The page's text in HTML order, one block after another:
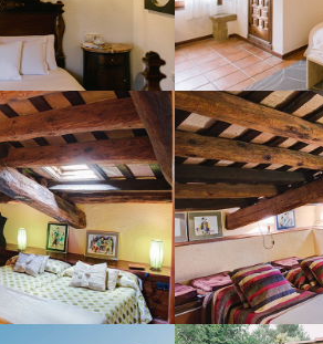
6
EXTERIOR PORXO